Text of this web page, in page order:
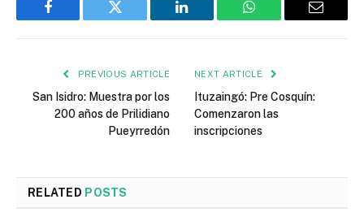
Facebook Twitter LinkedIn WhatsApp Email
PREVIOUS ARTICLE
San Isidro: Muestra por los
200 años de Prilidiano
Pueyrredón
NEXT ARTICLE
Ituzaingó: Pre Cosquín:
Comenzaron las
inscripciones
RELATED POSTS